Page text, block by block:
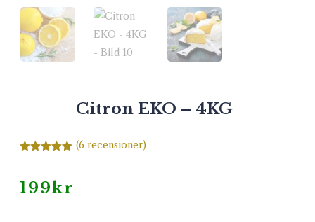
Citron EKO – 4KG
baserat på
kundrecens
(6recensioner)
199kr